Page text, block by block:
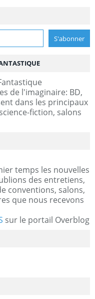
de l'imaginaire: BD,
dans les principaux
fiction, salons
temps les nouvelles
des entretiens,
conventions, salons,
que nous recevons
sur le portail Overblog